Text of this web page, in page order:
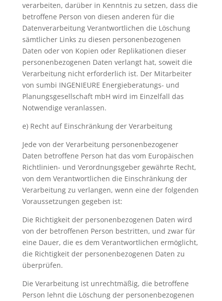
verarbeiten, darüber in Kenntnis zu setzen, dass die
betroffene Person von diesen anderen für die
Datenverarbeitung Verantwortlichen die Löschung
sämtlicher Links zu diesen personenbezogenen
Daten oder von Kopien oder Replikationen dieser
personenbezogenen Daten verlangt hat, soweit die
Verarbeitung nicht erforderlich ist. Der Mitarbeiter
von sumbi INGENIEURE Energieberatungs- und
Planungsgesellschaft mbH wird im Einzelfall das
Notwendige veranlassen.
e) Recht auf Einschränkung der Verarbeitung
Jede von der Verarbeitung personenbezogener
Daten betroffene Person hat das vom Europäischen
Richtlinien- und Verordnungsgeber gewährte Recht,
von dem Verantwortlichen die Einschränkung der
Verarbeitung zu verlangen, wenn eine der folgenden
Voraussetzungen gegeben ist:
Die Richtigkeit der personenbezogenen Daten wird
von der betroffenen Person bestritten, und zwar für
eine Dauer, die es dem Verantwortlichen ermöglicht,
die Richtigkeit der personenbezogenen Daten zu
überprüfen.
Die Verarbeitung ist unrechtmäßig, die betroffene
Person lehnt die Löschung der personenbezogenen